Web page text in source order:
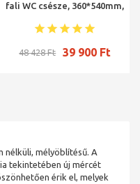
fali WC csésze, 360*540mm,
48 428 Ft 39 900 Ft
nélküli, mélyöblítésű. A
tekintetében új mércét
érik el, melyek